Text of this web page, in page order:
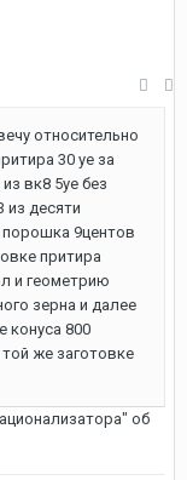
относительно
30 уе за
вк8 5уе без
из десяти
9центов
притира
и геометрию
зерна и далее
конуса 800
же заготовке
об